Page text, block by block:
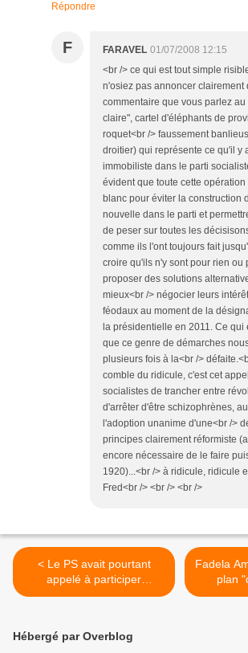
Répondre
F FARAVEL 01/07/2008 12:15
<br /> ce qui est tout simple
n'osiez pas annoncer clairement
commentaire que vous parlez
claire", cartel d'éléphants de
roquet<br /> faussement
droitier) qui représente ce qu'il y
immobiliste dans le parti
évident que toute cette opération
blanc pour éviter la construction
nouvelle dans le parti et
de peser sur toutes les
comme ils l'ont toujours fait
croire qu'ils n'y sont pour rien ou
proposer des solutions
mieux<br /> négocier leurs
féodaux au moment de la
la présidentielle en 2011. Ce qui
que ce genre de démarches
plusieurs fois à la<br />
comble du ridicule, c'est cet
socialistes de trancher entre
d'arrêter d'être schizophrènes,
l'adoption unanime d'une<br />
principes clairement réformiste
encore nécessaire de le faire
1920)...<br /> à ridicule, ridicule
Fred<br /> <br /> <br />
< Le PS avait pourtant
appelé à participer
"massivement"...
Fadela
Hébergé par Overblog